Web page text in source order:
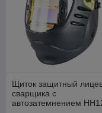
Щиток защитный
сварщика с
автозатемнением